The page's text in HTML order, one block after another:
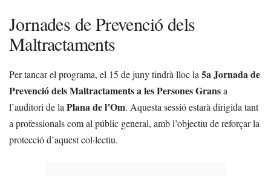
Jornades de Prevenció dels
Maltractaments
Per tancar el programa, el 15 de juny tindrà lloc la 5a Jornada de
Prevenció dels Maltractaments a les Persones Gransa
l’auditori de la Plana de l’Om. Aquesta sessió estarà dirigida tant
a professionals com al públic general, amb l’objectiu de reforçar la
protecció d’aquest col·lectiu.